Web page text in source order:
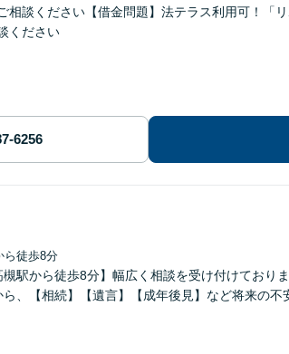
相談ください【借金問題】法テラス利用可！「
ください
ら徒歩8分
槻駅から徒歩8分】幅広く相談を受け付けており
、【相続】【遺言】【成年後見】など将来の不